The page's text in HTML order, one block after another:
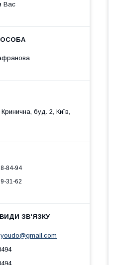
Вас
буд. 2, Київ,
84-94
31-62